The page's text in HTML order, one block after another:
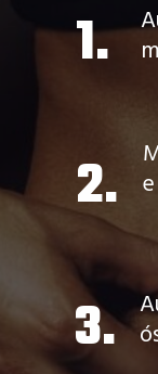
1.
2.
3.